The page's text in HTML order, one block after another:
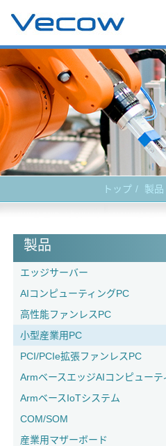
トップ 製品
製品
エッジサーバー
AIコンピューティングPC
高性能ファンレスPC
小型産業用PC
PCI/PCIe拡張ファンレスPC
ArmベースエッジAIコンピューテ
ArmベースIoTシステム
COM/SOM
産業用マザーボード